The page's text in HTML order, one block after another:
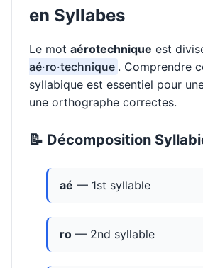
en Syllabes
Le mot aérotechnique est
aé·ro·technique . Comprendre
syllabique est essentiel pour
une orthographe correctes.
📝 Décomposition
aé — 1st syllable
ro — 2nd syllable